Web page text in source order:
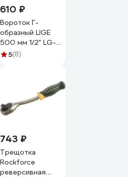
610 ₽
Вороток Г-
образный LIGE
500 мм 1/2" LG-
7720 308374
5(8)
743 ₽
Трещотка
Rockforce
реверсивная